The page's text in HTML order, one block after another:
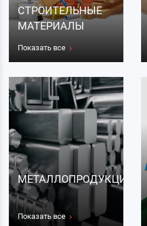
СТРОИТЕЛЬНЫЕ
МАТЕРИАЛЫ
Показать все
МЕТАЛЛОПРОДУКЦИЯ
Показать все